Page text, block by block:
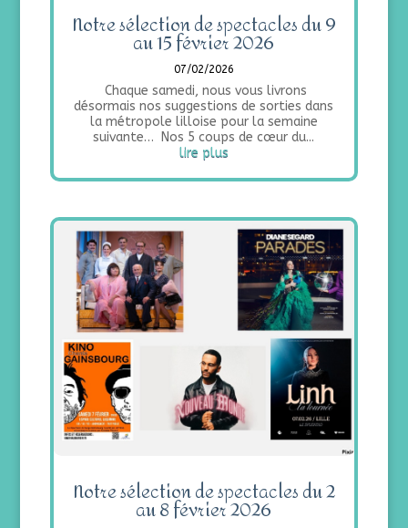
Notre sélection de spectacles du 9
au 15 février 2026
07/02/2026
Chaque samedi, nous vous livrons
désormais nos suggestions de sorties dans
la métropole lilloise pour la semaine
suivante… Nos 5 coups de cœur du...
lire plus
Notre sélection de spectacles du 2
au 8 février 2026